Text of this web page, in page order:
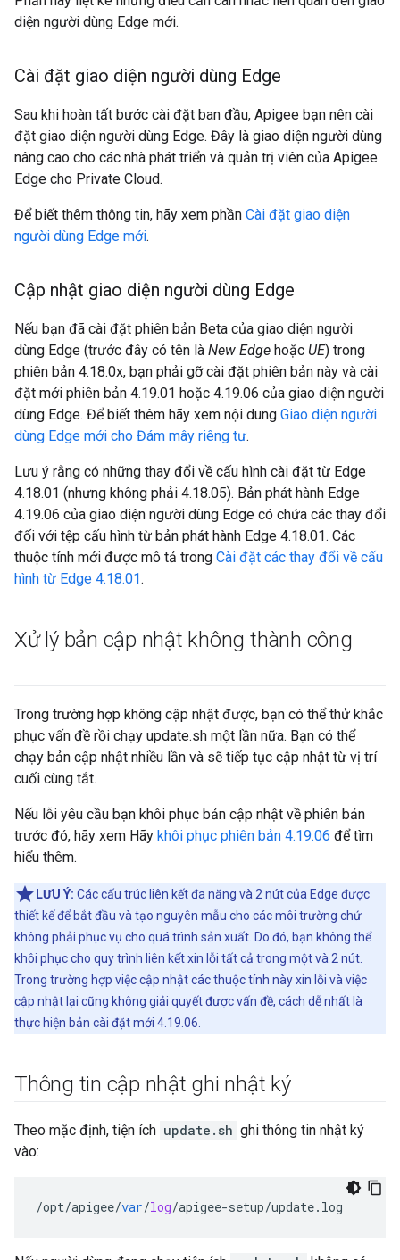
diện người dùng Edge mới.
Cài đặt giao diện người dùng Edge
Sau khi hoàn tất bước cài đặt ban đầu, Apigee bạn nên cài
đặt giao diện người dùng Edge. Đây là giao diện người dùng
nâng cao cho các nhà phát triển và quản trị viên của Apigee
Edge cho Private Cloud.
Để biết thêm thông tin, hãy xem phần Cài đặt giao diện
người dùng Edge mới.
Cập nhật giao diện người dùng Edge
Nếu bạn đã cài đặt phiên bản Beta của giao diện người
dùng Edge (trước đây có tên là New Edge hoặc UE) trong
phiên bản 4.18.0x, bạn phải gỡ cài đặt phiên bản này và cài
đặt mới phiên bản 4.19.01 hoặc 4.19.06 của giao diện người
dùng Edge. Để biết thêm hãy xem nội dung Giao diện người
dùng Edge mới cho Đám mây riêng tư.
Lưu ý rằng có những thay đổi về cấu hình cài đặt từ Edge
4.18.01 (nhưng không phải 4.18.05). Bản phát hành Edge
4.19.06 của giao diện người dùng Edge có chứa các thay đổi
đối với tệp cấu hình từ bản phát hành Edge 4.18.01. Các
thuộc tính mới được mô tả trong Cài đặt các thay đổi về cấu
hình từ Edge 4.18.01.
Xử lý bản cập nhật không thành công
Trong trường hợp không cập nhật được, bạn có thể thử khắc
phục vấn đề rồi chạy update.sh một lần nữa. Bạn có thể
chạy bản cập nhật nhiều lần và sẽ tiếp tục cập nhật từ vị trí
cuối cùng tắt.
Nếu lỗi yêu cầu bạn khôi phục bản cập nhật về phiên bản
trước đó, hãy xem Hãy khôi phục phiên bản 4.19.06 để tìm
hiểu thêm.
LƯU Ý: Các cấu trúc liên kết đa năng và 2 nút của Edge được
thiết kế để bắt đầu và tạo nguyên mẫu cho các môi trường chứ
không phải phục vụ cho quá trình sản xuất. Do đó, bạn không thể
khôi phục cho quy trình liên kết xin lỗi tất cả trong một và 2 nút.
Trong trường hợp việc cập nhật các thuộc tính này xin lỗi và việc
cập nhật lại cũng không giải quyết được vấn đề, cách dễ nhất là
thực hiện bản cài đặt mới 4.19.06.
Thông tin cập nhật ghi nhật ký
Theo mặc định, tiện ích update.sh ghi thông tin nhật ký
vào:
/opt/apigee/var/log/apigee-setup/update. log